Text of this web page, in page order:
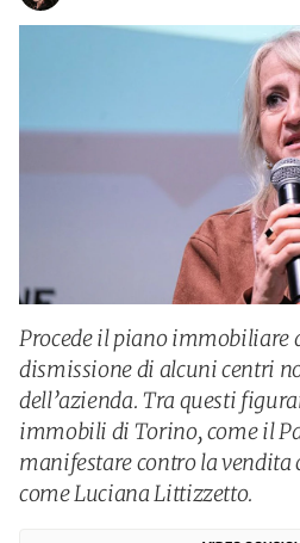
Procede il piano immobiliare
dismissione di alcuni centri
dell’azienda. Tra questi
immobili di Torino, come il
manifestare contro la vendita
come Luciana Littizzetto.